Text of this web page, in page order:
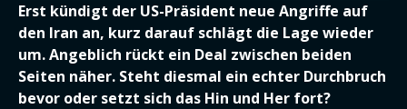
Erst kündigt der US-Präsident neue Angriffe auf
den Iran an, kurz darauf schlägt die Lage wieder
um. Angeblich rückt ein Deal zwischen beiden
Seiten näher. Steht diesmal ein echter Durchbruch
bevor oder setzt sich das Hin und Her fort?